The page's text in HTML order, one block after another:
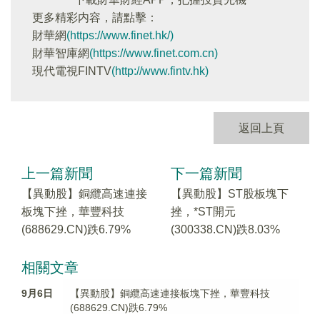
更多精彩内容，請點擊：
財華網(https://www.finet.hk/)
財華智庫網(https://www.finet.com.cn)
現代電視FINTV(http://www.fintv.hk)
返回上頁
上一篇新聞
【異動股】銅纜高速連接
板塊下挫，華豐科技
(688629.CN)跌6.79%
下一篇新聞
【異動股】ST股板塊下
挫，*ST開元
(300338.CN)跌8.03%
相關文章
9月6日
【異動股】銅纜高速連接板塊下挫，華豐科技
(688629.CN)跌6.79%